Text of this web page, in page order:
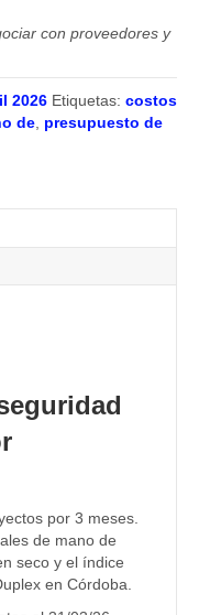
con proveedores y
2026 Etiquetas: costos
de presupuesto de
por 3 meses.
de mano de
seco y el índice
en Córdoba.